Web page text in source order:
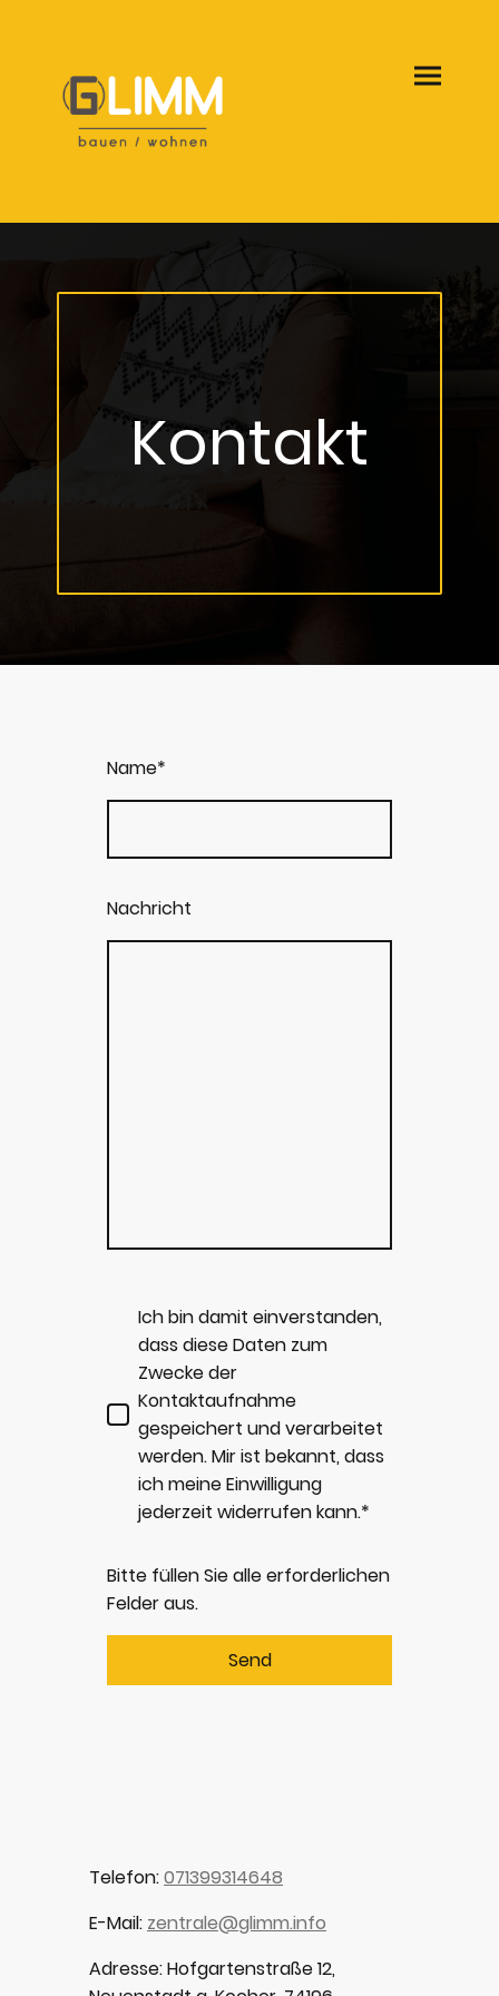
Kontakt
Name*
Nachricht
Ich bin damit einverstanden,
dass diese Daten zum
Zwecke der
Kontaktaufnahme
gespeichert und verarbeitet
werden. Mir ist bekannt, dass
ich meine Einwilligung
jederzeit widerrufen kann.*
Bitte füllen Sie alle erforderlichen
Felder aus.
Send
Telefon:071399314648
E-Mail: zentrale@glimm.info
Adresse: Hofgartenstraße 12,